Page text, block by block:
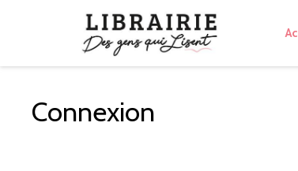
Connexion